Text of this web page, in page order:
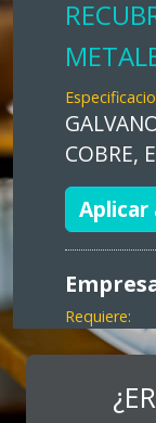
COBRE,
Aplicar
Requiere: